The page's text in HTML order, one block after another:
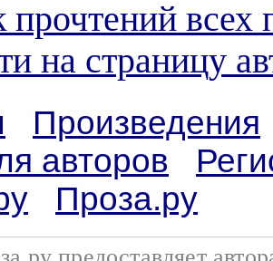
всех
на страницу
Произведения
авторов
Проза.ру